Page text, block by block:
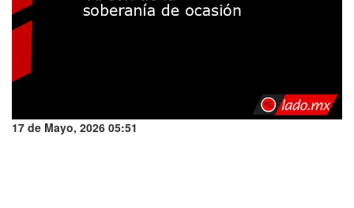
17 de Mayo, 2026 05:51